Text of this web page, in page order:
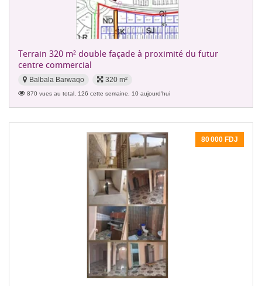
Terrain 320 m² double façade à proximité du futur
centre commercial
Balbala Barwaqo 320 m²
870 vues au total, 126 cette semaine, 10 aujourd'hui
80 000 FDJ